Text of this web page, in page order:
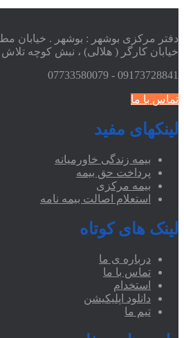
دفتر مرکزی بوشهر : بوشهر . خیابان
خیابان کارگر ( هلالی) ، نبش کوچه تلاش 2
09173728841 - 07733580079
تماس با ما
لینکهای مفید
بیمه زندگی خاورمیانه
پرداخت حق بیمه
بیمه مرکزی
استعلام اصالت بیمه نامه
لینک های کوتاه
درباره ی ما
تماس با ما
استخدام
دانلود اپلیکیشن
تیم ما